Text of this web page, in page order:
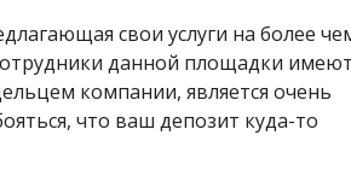
свои услуги на более
данной площадки имеют
компании, является очень
что ваш депозит куда-то